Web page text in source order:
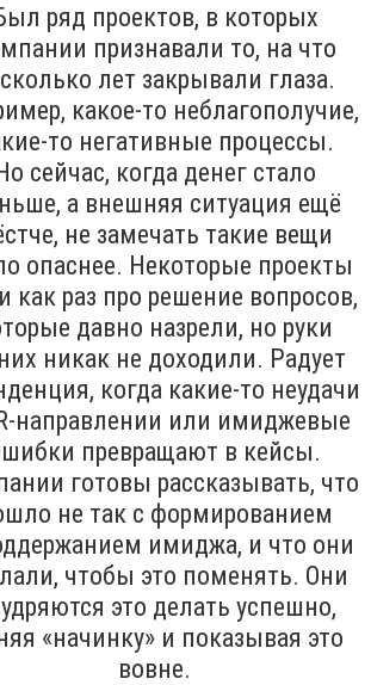
ряд проектов, в которых
признавали то, на что
лет закрывали глаза.
какое-то неблагополучие,
то негативные процессы.
сейчас, когда денег стало
а внешняя ситуация ещё
не замечать такие вещи
опаснее. Некоторые проекты
как раз про решение вопросов,
давно назрели, но руки
никак не доходили. Радует
когда какие-то неудачи
направлении или имиджевые
превращают в кейсы.
готовы рассказывать, что
не так с формированием
имиджа, и что они
чтобы это поменять. Они
это делать успешно,
«начинку» и показывая это
вовне.